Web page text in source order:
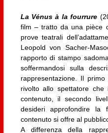
La Vénus à la fourrure
film – tratto da una pièce
prove teatrali
Leopold von Sacher-
rapporto di stampo
soffermandosi sulla
rappresentazione. Il
rivolto allo spettatore
contenuto, il secondo
desideri approfondire la
contenuto si offre al
A differenza della